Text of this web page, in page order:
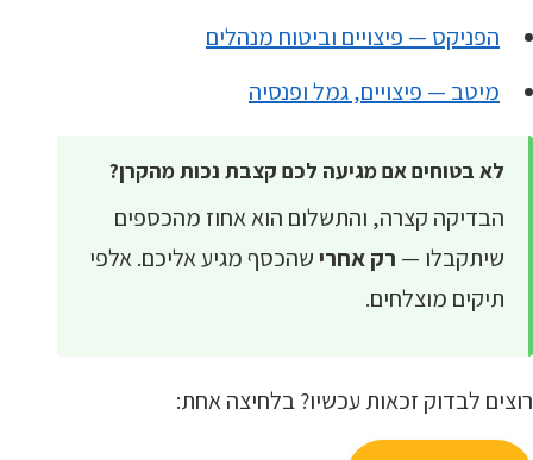
הפניקס — פיצויים וביטוח מנהלים
מיטב — פיצויים, גמל ופנסיה
לא בטוחים אם מגיעה לכם קצבת נכות מהקרן?
הבדיקה קצרה, והתשלום הוא אחוז מהכספים
שיתקבלו — רק אחרישהכסף מגיע אליכם. אלפי
תיקים מוצלחים.
רוצים לבדוק זכאות עכשיו? בלחיצה אחת: